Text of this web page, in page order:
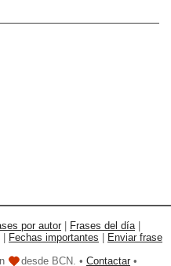
por autor Frases del día|
Fechas importantes
Enviar frase
desde BCN. • Contactar •